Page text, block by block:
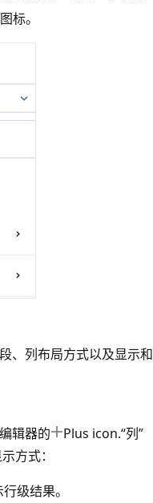
标。
、列布局方式以及显示和
辑器的
Plus icon.“列”
方式：
级结果。